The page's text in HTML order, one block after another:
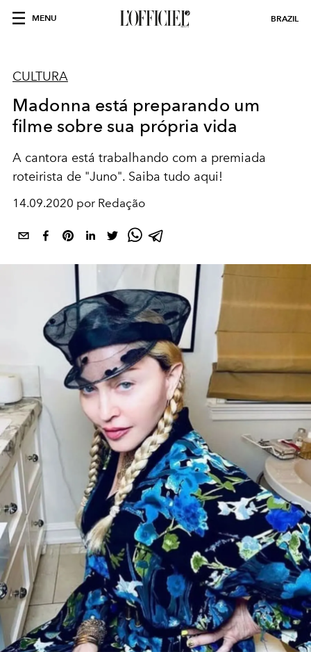
MENU BRAZIL
CULTURA
Madonna está preparando um
filme sobre sua própria vida
A cantora está trabalhando com a premiada
roteirista de "Juno". Saiba tudo aqui!
14.09.2020 por Redação